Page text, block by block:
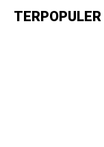
TERPOPULER